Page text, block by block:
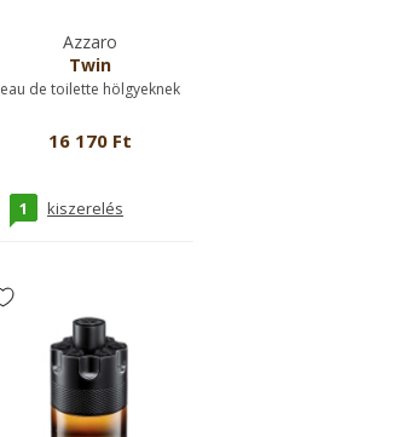
Azzaro
Twin
eau de toilette hölgyeknek
16 170 Ft
1 kiszerelés